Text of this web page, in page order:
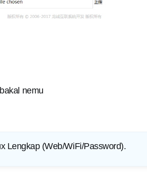
nemu
Lengkap (Web/WiFi/Password).